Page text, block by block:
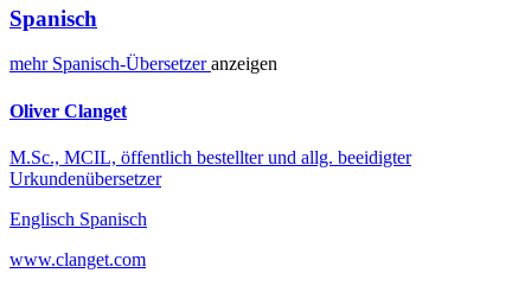
Spanisch
mehr Spanisch-Übersetzeranzeigen
Oliver Clanget
M.Sc., MCIL, öffentlich bestellter und allg. beeidigter
Urkundenübersetzer
Englisch Spanisch
www.clanget.com